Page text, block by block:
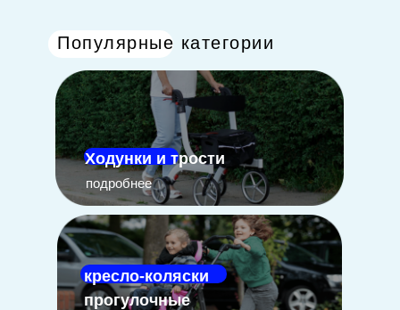
Ходунки и трости
подробнее
Популярные категории
кресло-коляски
прогулочные